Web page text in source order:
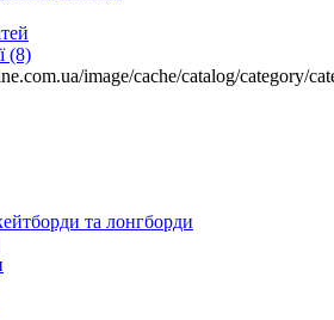
(8)
image/cache/catalog/category/
та лонгборди